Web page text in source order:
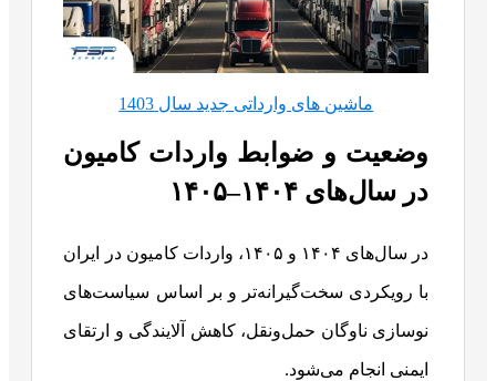
ماشین های وارداتی جدید سال 1403
وضعیت و ضوابط واردات کامیون
در سال‌های ۱۴۰۴–۱۴۰۵
در سال‌های ۱۴۰۴ و ۱۴۰۵، واردات کامیون در ایران
با رویکردی سخت‌گیرانه‌تر و بر اساس سیاست‌های
نوسازی ناوگان حمل‌ونقل، کاهش آلایندگی و ارتقای
ایمنی انجام می‌شود.